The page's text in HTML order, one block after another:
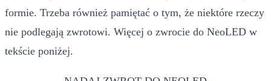
formie. Trzeba również pamiętać o tym, że niektóre rzeczy
nie podlegają zwrotowi. Więcej o zwrocie do NeoLED w
tekście poniżej.